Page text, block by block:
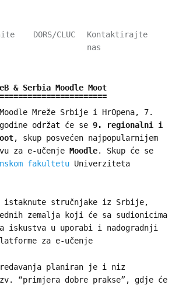
DORS/CLUC
Kontaktirajte
nas
& Serbia Moodle Moot
Mreže Srbije i HrOpena, 7.
održat će se 9. regionalni i
, skup posvećen najpopularnijem
za e-učenje Moodle. Skup će se
fakultetu Univerziteta
istaknute stručnjake iz Srbije,
zemalja koji će sa sudionicima
u uporabi i nadogradnji
za e-učenje
planiran je i niz
“primjera dobre prakse”, gdje će